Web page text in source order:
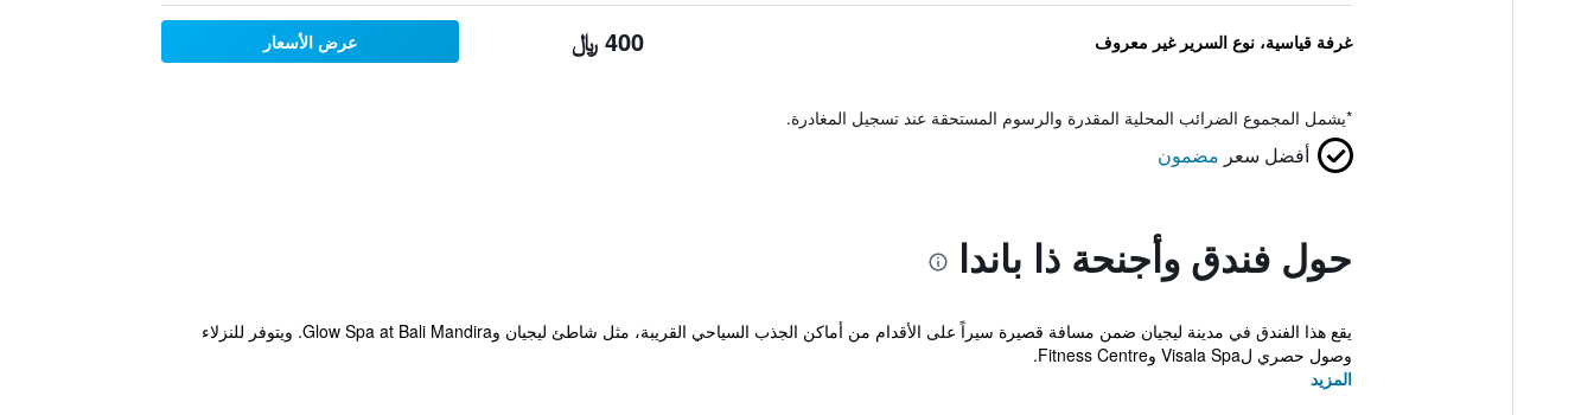
غرفة قياسية، نوع السرير غير معروف 400 ﷼ عرض الأسعار
*يشمل المجموع الضرائب المحلية المقدرة والرسوم المستحقة عند تسجيل المغادرة.
أفضل سعر مضمون
حول فندق وأجنحة ذا باندا
يقع هذا الفندق في مدينة ليجيان ضمن مسافة قصيرة سيراً على الأقدام من أماكن الجذب السياحي القريبة، مثل شاطئ ليجيان وGlow Spa at Bali Mandira. ويتوفر للنزلاء
وصول حصري لVisala Spa وFitness Centre.
المزيد